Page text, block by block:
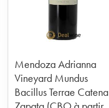
Mendoza Adrianna
Vineyard Mundus
Bacillus Terrae Catena